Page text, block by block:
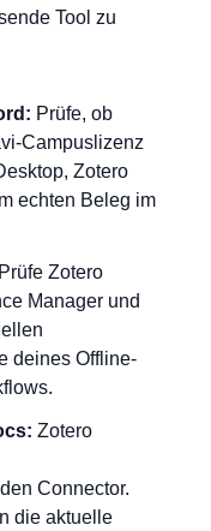
Tool zu
Prüfe, ob
Campuslizenz
Zotero
echten Beleg im
Prüfe Zotero
Manager und
deines Offline-
Zotero
Connector.
die aktuelle